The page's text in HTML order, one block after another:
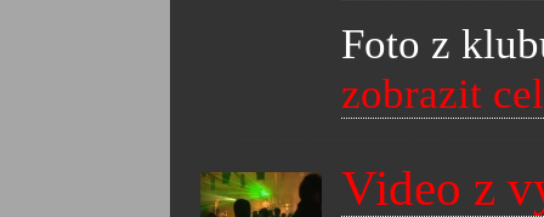
Foto z
zobrazit
Video z